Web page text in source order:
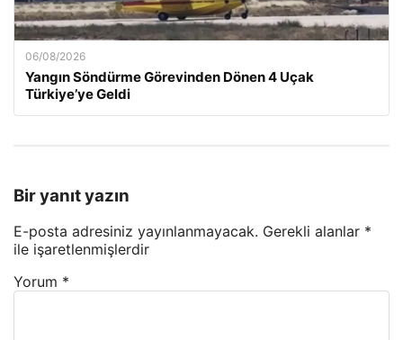
06/08/2026
Yangın Söndürme Görevinden Dönen 4 Uçak
Türkiye’ye Geldi
Bir yanıt yazın
E-posta adresiniz yayınlanmayacak. Gerekli alanlar *
ile işaretlenmişlerdir
Yorum *